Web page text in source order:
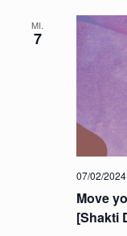
MI.
7
07/02/
Move
[Shakti